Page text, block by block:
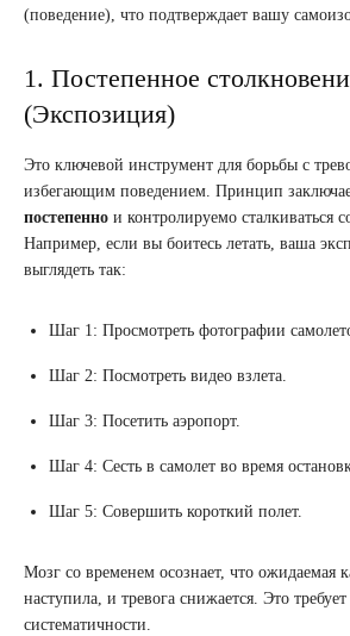
(поведение), что подтверждает вашу
1. Постепенное
(Экспозиция)
Это ключевой инструмент для борьбы с
избегающим поведением. Принцип
постепенно и контролируемо сталкиваться
Например, если вы боитесь летать, ваша
выглядеть так:
Шаг 1: Просмотреть фотографии
Шаг 2: Посмотреть видео взлета.
Шаг 3: Посетить аэропорт.
Шаг 4: Сесть в самолет во время
Шаг 5: Совершить короткий полет.
Мозг со временем осознает, что ожидаемая
наступила, и тревога снижается. Это
систематичности.